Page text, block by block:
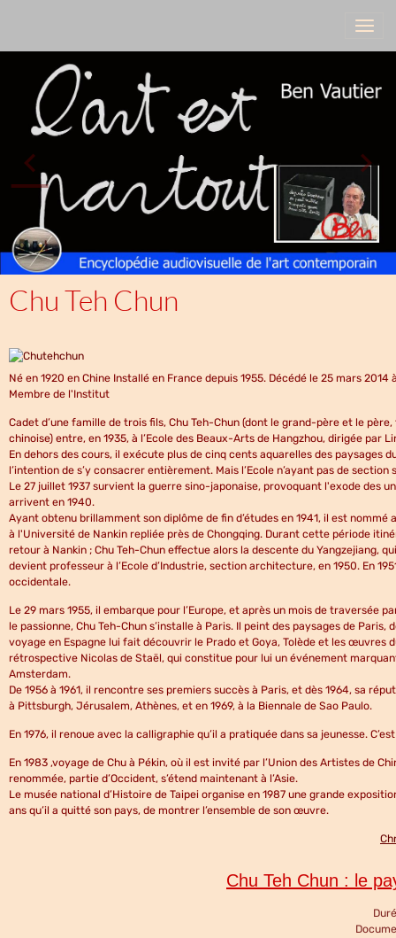
Chu Teh Chun
Né en 1920 en Chine Installé en France depuis 1955. Décédé le 25 mars 2014
Membre de l'Institut
Cadet d’une famille de trois fils, Chu Teh-Chun (dont le grand-père et le
chinoise) entre, en 1935, à l’Ecole des Beaux-Arts de Hangzhou, dirigée par
En dehors des cours, il exécute plus de cinq cents aquarelles des paysages
l’intention de s’y consacrer entièrement. Mais l’Ecole n’ayant pas de
Le 27 juillet 1937 survient la guerre sino-japonaise, provoquant l'exode des
arrivent en 1940.
Ayant obtenu brillamment son diplôme de fin d’études en 1941, il est
à l'Université de Nankin repliée près de Chongqing. Durant cette période
retour à Nankin ; Chu Teh-Chun effectue alors la descente du Yangzejiang,
devient professeur à l’Ecole d’Industrie, section architecture, en 1950. En
occidentale.
Le 29 mars 1955, il embarque pour l’Europe, et après un mois de traversée
le passionne, Chu Teh-Chun s’installe à Paris. Il peint des paysages de
voyage en Espagne lui fait découvrir le Prado et Goya, Tolède et les œuvres
rétrospective Nicolas de Staël, qui constitue pour lui un événement
Amsterdam.
De 1956 à 1961, il rencontre ses premiers succès à Paris, et dès 1964, sa
à Pittsburgh, Jérusalem, Athènes, et en 1969, à la Biennale de Sao Paulo.
En 1976, il renoue avec la calligraphie qu’il a pratiquée dans sa jeunesse.
En 1983 ,voyage de Chu à Pékin, où il est invité par l’Union des Artistes de
renommée, partie d’Occident, s’étend maintenant à l’Asie.
Le musée national d’Histoire de Taipei organise en 1987 une grande
ans qu’il a quitté son pays, de montrer l’ensemble de son œuvre.
Chu Teh Chun : le